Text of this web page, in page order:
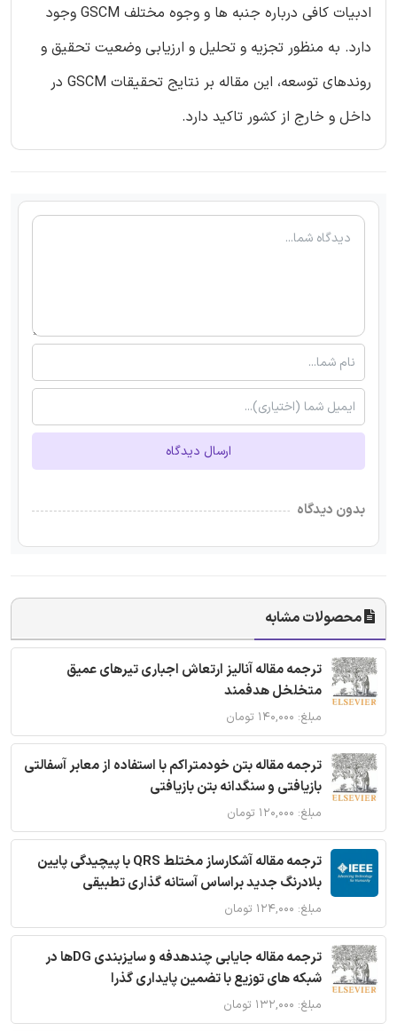
ادبیات کافی درباره جنبه ها و وجوه مختلف GSCM وجود
دارد. به منظور تجزیه و تحلیل و ارزیابی وضعیت تحقیق و
روندهای توسعه، این مقاله بر نتایج تحقیقات GSCM در
داخل و خارج از کشور تاکید دارد.
ارسال دیدگاه
بدون دیدگاه
محصولات مشابه
ترجمه مقاله آنالیز ارتعاش اجباری تیرهای عمیق
متخلخل هدفمند
مبلغ: ۱۴۰,۰۰۰ تومان
ترجمه مقاله بتن خودمتراکم با استفاده از معابر آسفالتی
بازیافتی و سنگدانه بتن بازیافتی
مبلغ: ۱۲۰,۰۰۰ تومان
ترجمه مقاله آشکارساز مختلط QRS با پیچیدگی پایین
بلادرنگ جدید براساس آستانه گذاری تطبیقی
مبلغ: ۱۲۴,۰۰۰ تومان
ترجمه مقاله جایابی چندهدفه و سایزبندی DGها در
شبکه های توزیع با تضمین پایداری گذرا
مبلغ: ۱۳۲,۰۰۰ تومان